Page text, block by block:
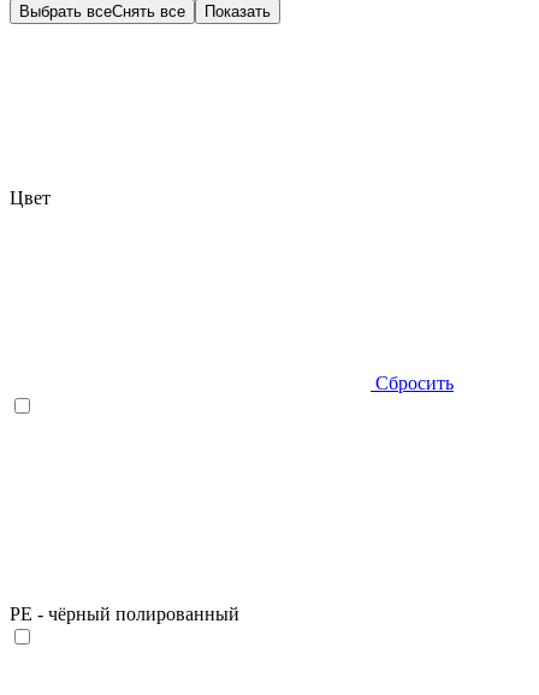
Выбрать всеСнять все Показать
Цвет
Сбросить
PE - чёрный полированный